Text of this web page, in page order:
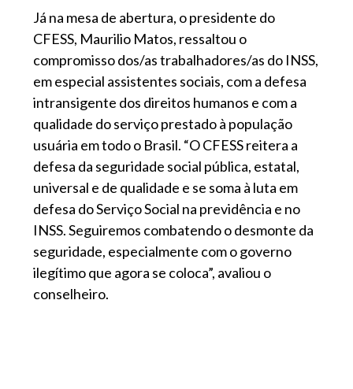
Já na mesa de abertura, o presidente do
CFESS, Maurilio Matos, ressaltou o
compromisso dos/as trabalhadores/as do INSS,
em especial assistentes sociais, com a defesa
intransigente dos direitos humanos e com a
qualidade do serviço prestado à população
usuária em todo o Brasil. “O CFESS reitera a
defesa da seguridade social pública, estatal,
universal e de qualidade e se soma à luta em
defesa do Serviço Social na previdência e no
INSS. Seguiremos combatendo o desmonte da
seguridade, especialmente com o governo
ilegítimo que agora se coloca”, avaliou o
conselheiro.